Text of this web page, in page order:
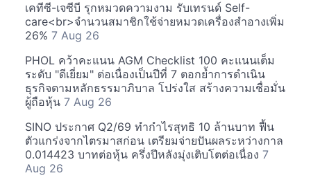
เคทีซี-เจซีบี รุกหมวดความงาม รับเทรนด์ Self-
care<br>จำนวนสมาชิกใช้จ่ายหมวดเครื่องสำอางเพิ่ม
26% 7 Aug 26
PHOL คว้าคะแนน AGM Checklist 100 คะแนนเต็ม
ระดับ "ดีเยี่ยม" ต่อเนื่องเป็นปีที่ 7 ตอกย้ำการดำเนิน
ธุรกิจตามหลักธรรมาภิบาล โปร่งใส สร้างความเชื่อมั่น
ผู้ถือหุ้น 7 Aug 26
SINO ประกาศ Q2/69 ทำกำไรสุทธิ 10 ล้านบาท ฟื้น
ตัวแกร่งจากไตรมาสก่อน เตรียมจ่ายปันผลระหว่างกาล
0.014423 บาทต่อหุ้น ครึ่งปีหลังมุ่งเติบโตต่อเนื่อง 7
Aug 26